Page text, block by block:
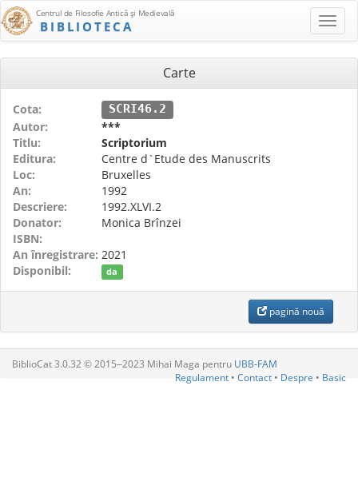
Centrul de Filosofie Antică şi Medievală
BIBLIOTECA
Carte
Cota: SCRI46.2
Autor:
***
Titlu:
Scriptorium
Editura:
Centre d`Etude des Manuscrits
Loc:
Bruxelles
An:
1992
Descriere:
1992.XLVI.2
Donator:
Monica Brînzei
ISBN:
An înregistrare: 2021
Disponibil:
da
pagină nouă
BiblioCat 3.0.32 © 2015‒2023 Mihai Maga pentru UBB-FAM
Regulament • Contact • Despre • Basic